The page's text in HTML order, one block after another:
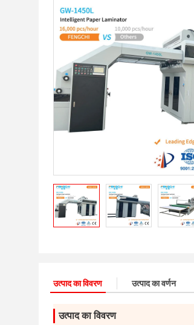
उत्पाद का विवरण उत्पाद का वर्णन
उत्पाद का विवरण